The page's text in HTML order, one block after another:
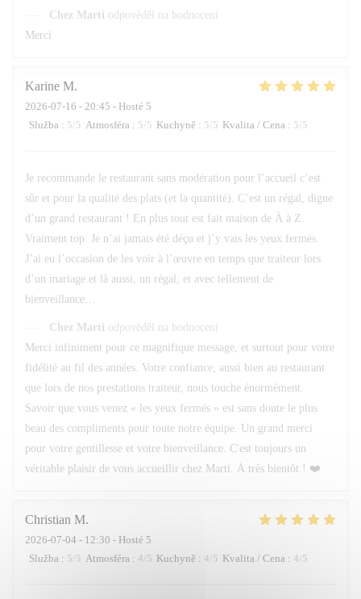
Chez Marti odpověděl na hodnocení
Merci
Karine M
2026-07-16 - 20:45 - Hosté 5
Služba : 5/5 Atmosféra : 5/5 Kuchyně : 5/5 Kvalita / Cena : 5/5
Je recommande le restaurant sans modération pour l’accueil c’est
sûr et pour la qualité des plats (et la quantité). C’est un régal, digne
d’un grand restaurant ! En plus tout est fait maison de À à Z.
Vraiment top. Je n’ai jamais été déçu et j’y vais les yeux fermés.
J’ai eu l’occasion de les voir à l’œuvre en temps que traiteur lors
d’un mariage et là aussi, un régal, et avec tellement de
bienveillance…
Chez Marti odpověděl na hodnocení
Merci infiniment pour ce magnifique message, et surtout pour votre
fidélité au fil des années. Votre confiance, aussi bien au restaurant
que lors de nos prestations traiteur, nous touche énormément.
Savoir que vous venez « les yeux fermés » est sans doute le plus
beau des compliments pour toute notre équipe. Un grand merci
pour votre gentillesse et votre bienveillance. C'est toujours un
véritable plaisir de vous accueillir chez Marti. À très bientôt ! ❤️
Christian M
2026-07-04 - 12:30 - Hosté 5
Služba : 5/5 Atmosféra : 4/5 Kuchyně : 4/5 Kvalita / Cena : 4/5